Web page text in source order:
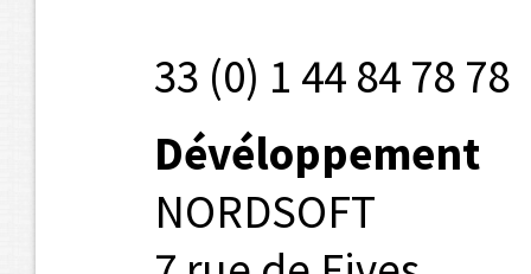
33 (0) 1 44 84 78 78
Dévéloppement
NORDSOFT